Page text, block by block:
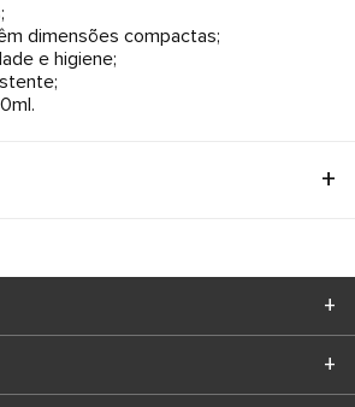
dimensões compactas;
e higiene;